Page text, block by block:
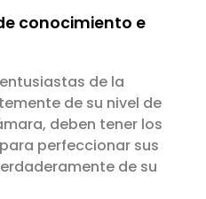
conocimiento e
de la
de su nivel de
deben tener los
perfeccionar sus
de su